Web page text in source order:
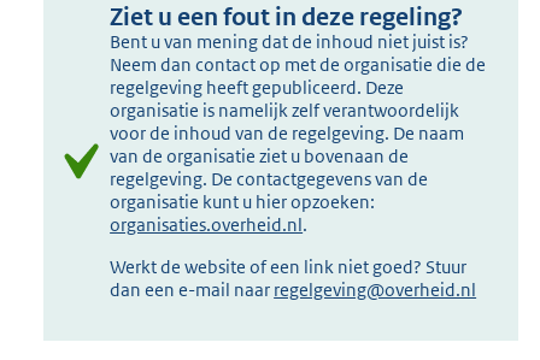
Ziet u een fout in deze regeling?
Bent u van mening dat de inhoud niet juist is?
Neem dan contact op met de organisatie die de
regelgeving heeft gepubliceerd. Deze
organisatie is namelijk zelf verantwoordelijk
voor de inhoud van de regelgeving. De naam
van de organisatie ziet u bovenaan de
regelgeving. De contactgegevens van de
organisatie kunt u hier opzoeken:
organisaties.overheid.nl.
Werkt de website of een link niet goed? Stuur
dan een e-mail naar regelgeving@overheid.nl